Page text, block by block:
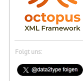
Folgt uns: